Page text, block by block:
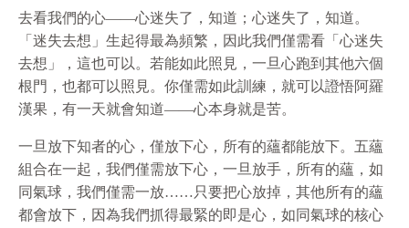
去看我們的心——心迷失了，知道；心迷失了，知道。
「迷失去想」生起得最為頻繁，因此我們僅需看「心迷失
去想」，這也可以。若能如此照見，一旦心跑到其他六個
根門，也都可以照見。你僅需如此訓練，就可以證悟阿羅
漢果，有一天就會知道——心本身就是苦。
一旦放下知者的心，僅放下心，所有的蘊都能放下。五蘊
組合在一起，我們僅需放下心，一旦放手，所有的蘊，如
同氣球，我們僅需一放……只要把心放掉，其他所有的蘊
都會放下，因為我們抓得最緊的即是心，如同氣球的核心